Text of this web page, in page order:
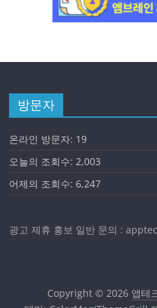
방문자
온라인 방문자: 19
오늘의 조회수: 2,003
어제의 조회수:6,247
광고 제휴 홍보 일반 문의 :
Copyright © 2026 앱테